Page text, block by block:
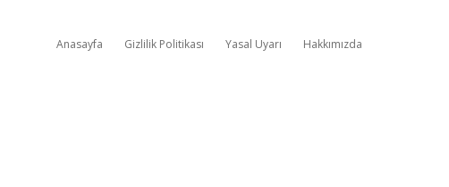
Anasayfa Gizlilik Politikası Yasal Uyarı Hakkımızda